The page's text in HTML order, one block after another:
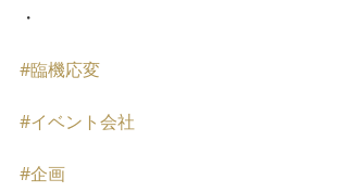
・
#臨機応変
#イベント会社
#企画